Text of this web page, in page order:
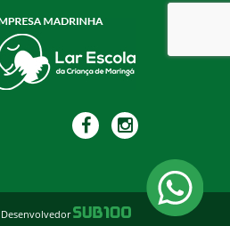
Desenvolvedor